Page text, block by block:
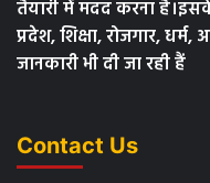
तैयारी में मदद करना
प्रदेश, शिक्षा, रोजगार,
जानकारी भी दी जा रही हैं
Contact Us